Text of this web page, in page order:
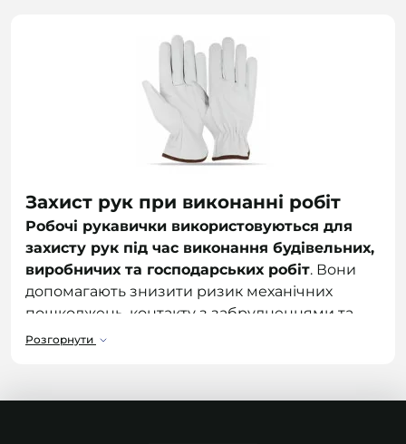
Захист рук при виконанні робіт
Робочі рукавички використовуються для
захисту рук під час виконання будівельних,
виробничих та господарських робіт. Вони
допомагають знизити ризик механічних
пошкоджень, контакту з забрудненнями та
впливу зовнішніх факторів. Це базовий
об’єктів.
Розгорнути